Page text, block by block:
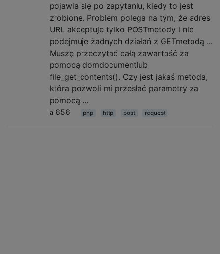
pojawia się po zapytaniu, kiedy to jest
zrobione. Problem polega na tym, że adres
URL akceptuje tylko POSTmetody i nie
podejmuje żadnych działań z GETmetodą ...
Muszę przeczytać całą zawartość za
pomocą domdocumentlub
file_get_contents(). Czy jest jakaś metoda,
która pozwoli mi przesłać parametry za
pomocą …
656
php http post request